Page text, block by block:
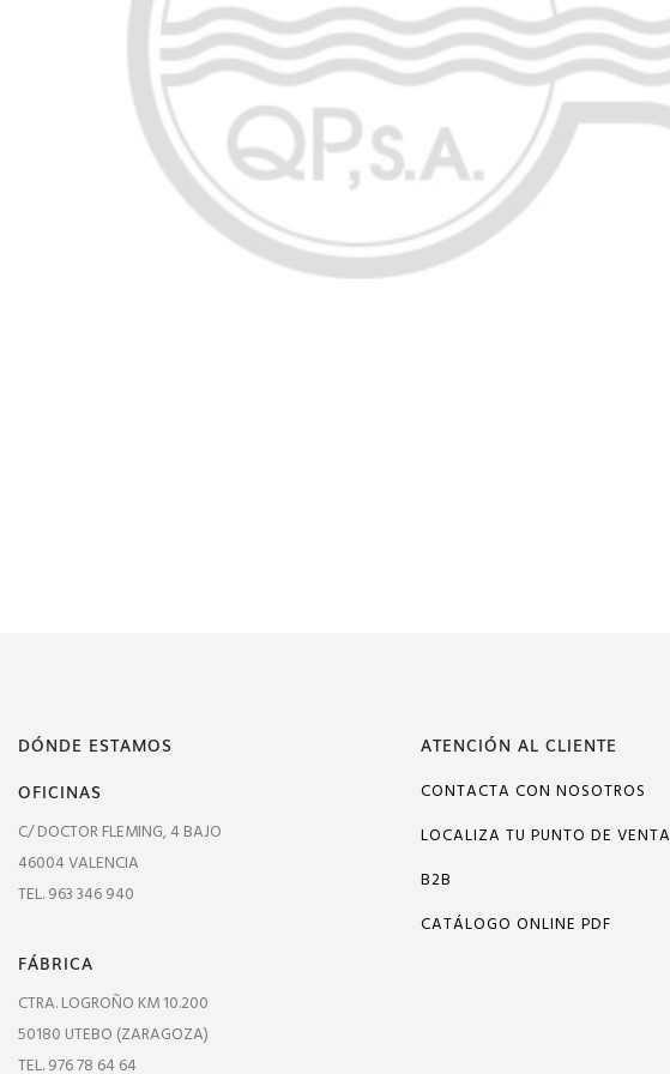
DÓNDE ESTAMOS
OFICINAS
C/ DOCTOR FLEMING, 4 BAJO
46004 VALENCIA
TEL. 963 346 940
FÁBRICA
CTRA. LOGROÑO KM 10.200
50180 UTEBO (ZARAGOZA)
TEL. 976 78 64 64
ATENCIÓN AL CLIENTE
CONTACTA CON NOSOTROS
LOCALIZA TU PUNTO DE VENTA
B2B
CATÁLOGO ONLINE PDF